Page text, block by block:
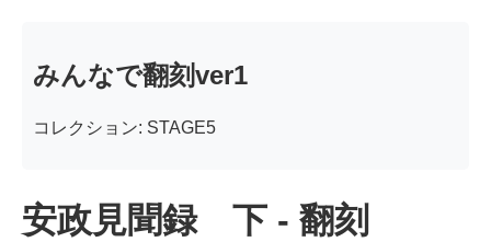
みんなで翻刻ver1
コレクション: STAGE5
安政見聞録 下 - 翻刻